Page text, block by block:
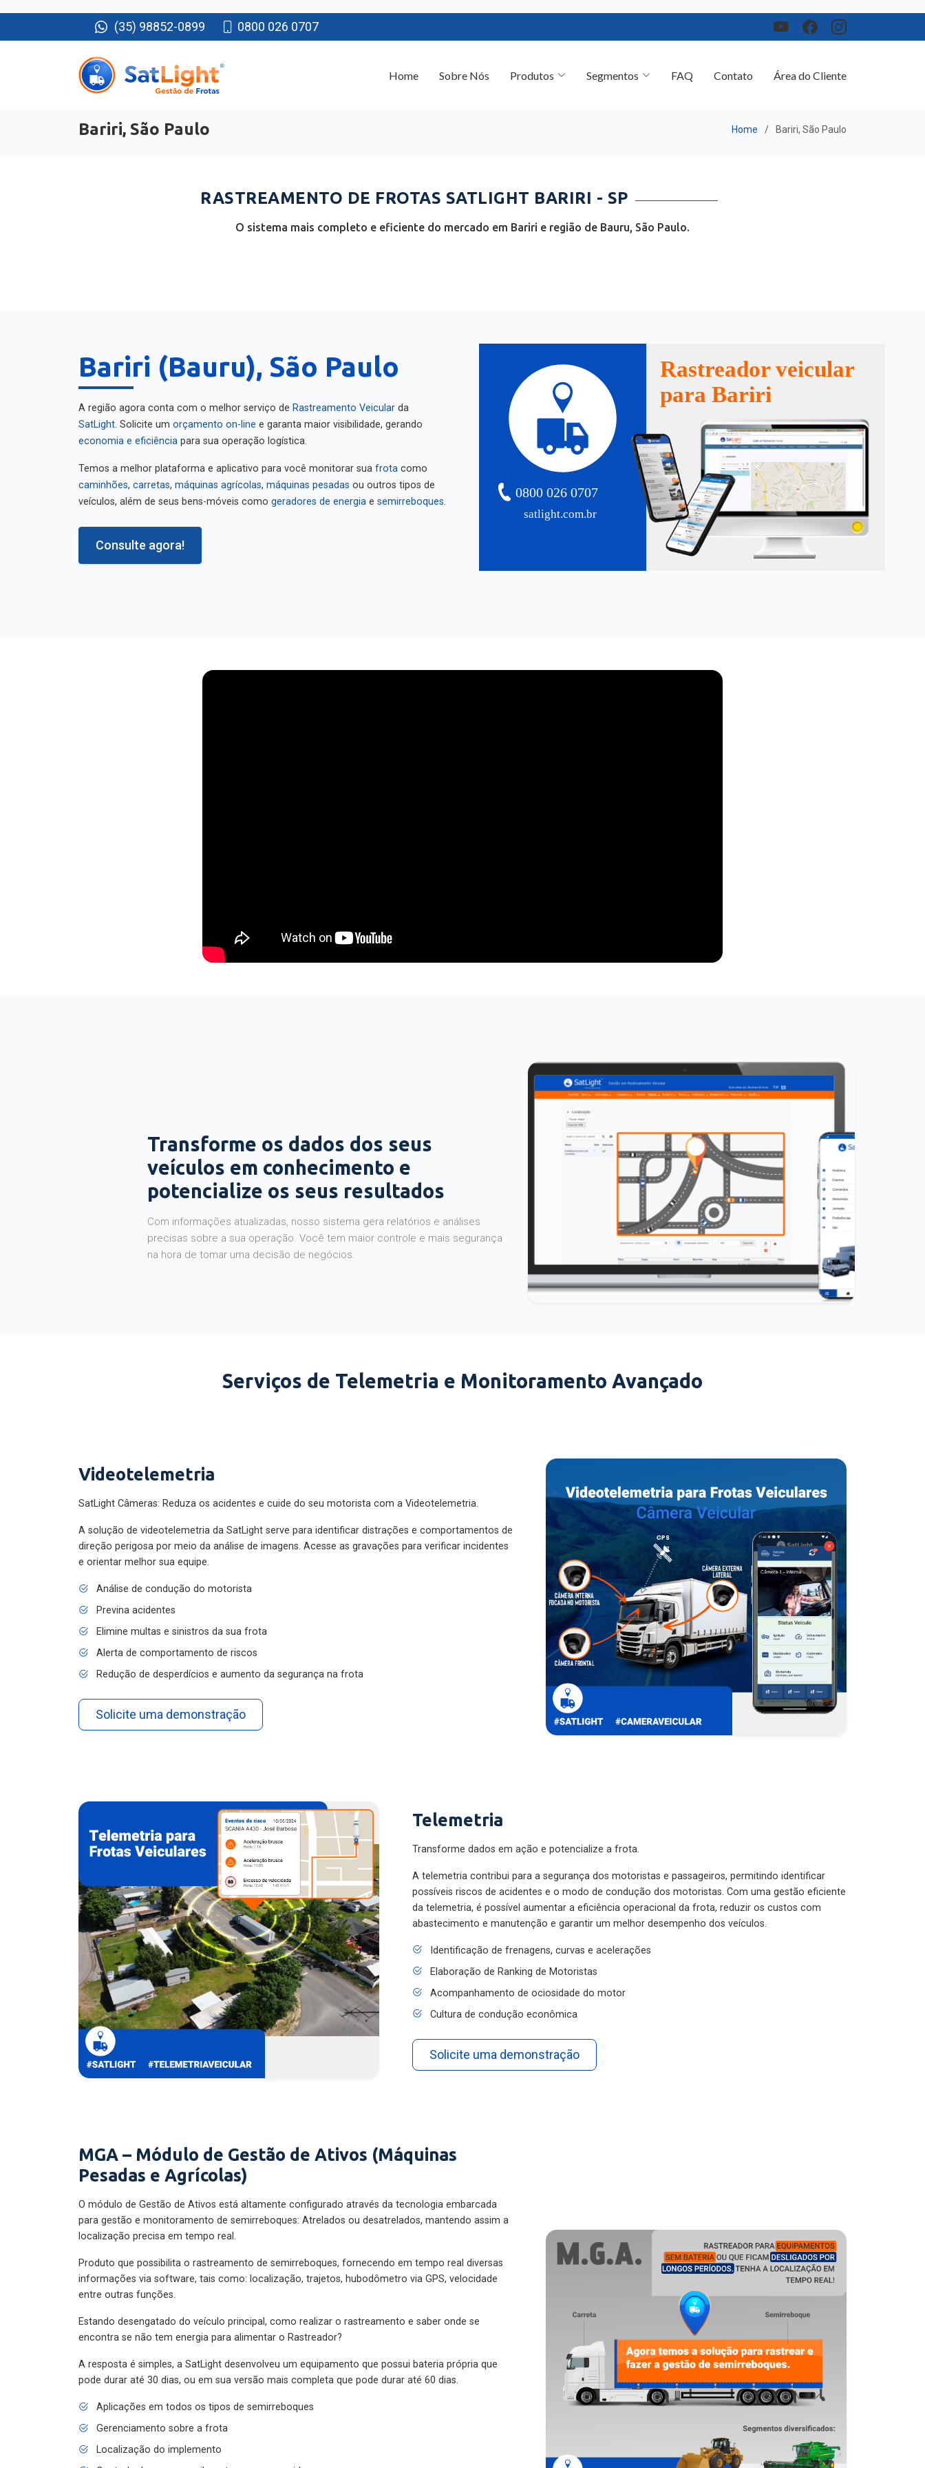
(35) 98852-0899 0800 026 0707
Bariri, São Paulo
RASTREAMENTO DE FROTAS SATLIGHT BARIRI - SP
O sistema mais completo e eficiente do mercado em Bariri e região de Bauru, São Paulo.
Bariri (Bauru), São Paulo
A região agora conta com o melhor serviço de Rastreamento Veicular
da
SatLight
. Solicite um orçamento on-line
e garanta maior visibilidade, gerando
economia e eficiência
para sua operação logística.
Temos a melhor plataforma e aplicativo para você monitorar sua frota
caminhões
máquinas agrícolas máquinas pesadas
ou outros tipos de
veículos, além de seus bens-móveis como
geradores de energia semirreboques
Consulte agora!
satlight.com.br
0800 026 0707
Rastreador veicular
para Bariri
Transforme os dados dos seus
veículos em conhecimento e
potencialize os seus resultados
Com informações atualizadas, nosso sistema gera relatórios e análises
precisas sobre a sua operação. Você tem maior controle e mais segurança
na hora de tomar uma decisão de negócios.
Serviços de Telemetria e Monitoramento Avançado
Videotelemetria
SatLight Câmeras: Reduza os acidentes e cuide do seu motorista com a Videotelemetria.
A solução de videotelemetria da SatLight serve para identificar distrações e comportamentos de
direção perigosa por meio da análise de imagens. Acesse as gravações para verificar incidentes
e orientar melhor sua equipe.
Análise de condução do motorista
Previna acidentes
Elimine multas e sinistros da sua frota
Alerta de comportamento de riscos
Redução de desperdícios e aumento da segurança na frota
Solicite uma demonstração
Telemetria
Transforme dados em ação e potencialize a frota.
A telemetria contribui para a segurança dos motoristas e passageiros, permitindo identificar
possíveis riscos de acidentes e o modo de condução dos motoristas. Com uma gestão eficiente
da telemetria, é possível aumentar a eficiência operacional da frota, reduzir os custos com
abastecimento e manutenção e garantir um melhor desempenho dos veículos.
Identificação de frenagens, curvas e acelerações
Elaboração de Ranking de Motoristas
Acompanhamento de ociosidade do motor
Cultura de condução econômica
Solicite uma demonstração
MGA – Módulo de Gestão de Ativos (Máquinas
Pesadas e Agrícolas)
O módulo de Gestão de Ativos está altamente configurado através da tecnologia embarcada
para gestão e monitoramento de semirreboques: Atrelados ou desatrelados, mantendo assim a
localização precisa em tempo real.
Produto que possibilita o rastreamento de semirreboques, fornecendo em tempo real diversas
informações via software, tais como: localização, trajetos, hubodômetro via GPS, velocidade
entre outras funções.
Estando desengatado do veículo principal, como realizar o rastreamento e saber onde se
encontra se não tem energia para alimentar o Rastreador?
A resposta é simples, a SatLight desenvolveu um equipamento que possui bateria própria que
pode durar até 30 dias, ou em sua versão mais completa que pode durar até 60 dias.
Aplicações em todos os tipos de semirreboques
Gerenciamento sobre a frota
Localização do implemento
Controle de pneus e quilometragem percorrida